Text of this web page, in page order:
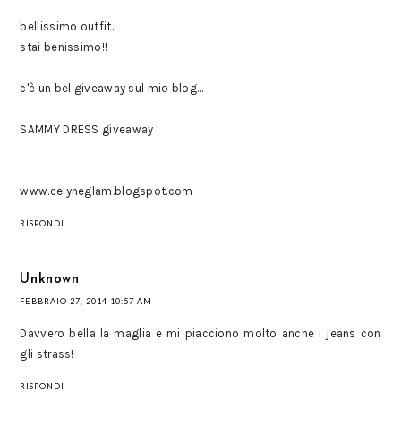
bellissimo outfit.
stai benissimo!!
c'è un bel giveaway sul mio blog...
SAMMY DRESS giveaway
www.celyneglam.blogspot.com
RISPONDI
Unknown
FEBBRAIO 27, 2014 10:57 AM
Davvero bella la maglia e mi piacciono molto anche i jeans con
gli strass!
RISPONDI